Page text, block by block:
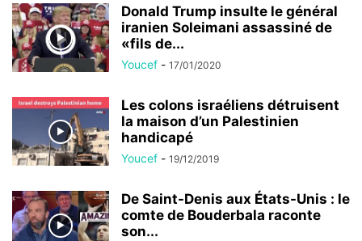
Donald Trump insulte le général
iranien Soleimani assassiné de
«fils de...
Youcef - 17/01/2020
Les colons israéliens détruisent
la maison d’un Palestinien
handicapé
Youcef - 19/12/2019
De Saint-Denis aux États-Unis : le
comte de Bouderbala raconte
son...